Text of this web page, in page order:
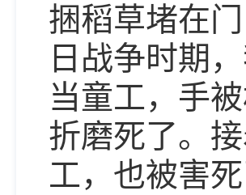
捆稻草堵在
日战争时期
当童工，手
折磨死了。
工，也被害